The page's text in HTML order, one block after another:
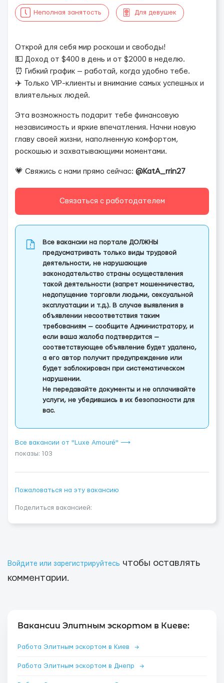
Неполная занятость Для девушек
Открой для себя мир роскоши и свободы!
💵 Доход от $400 в день и от $2000 в неделю.
⏰ Гибкий график — работай, когда удобно тебе.
✈️ Только VIP-клиенты и внимание самых успешных и
влиятельных людей.
Эта возможность подарит тебе финансовую
независимость и яркие впечатления. Начни новую
главу своей жизни, наполненную комфортом,
роскошью и захватывающими моментами.
💗 Свяжись с нами прямо сейчас: @KatA_rrin27
Связаться с работодателем
Все вакансии на портале ДОЛЖНЫ
предусматривать только виды трудовой
деятельности, не нарушающие
законодательство страны осуществления
такой деятельности (запрет мошенничества,
недопущение торговли людьми, сексуальной
эксплуатации и т.д.). В случае выявления в
объявлении несоответствия таким
требованиям — сообщите Администратору, и
если ваша жалоба подтвердится —
соответствующее объявление будет удалено,
а его автор получит предупреждение или
будет заблокирован при систематическом
нарушении.
Не передавайте документы и не оплачивайте
услуги, не убедившись в их безопасности для
вас.
Все вакансии от "Luxe Amouré" ⟶
показы: 103
Пожаловаться на эту вакансию
Поделиться вакансией:
Войдите или зарегистрируйтесь чтобы оставлять
комментарии.
Вакансии Элитным эскортом в Киеве:
Работа Элитным эскортом в Киев →
Работа Элитным эскортом в Днепр →